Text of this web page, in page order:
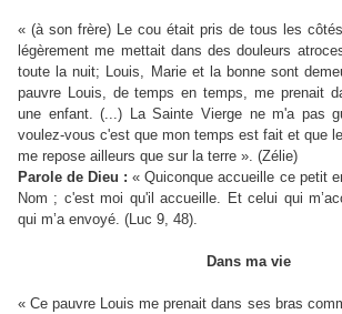
« (à son frère) Le cou était pris de tous les
légèrement me mettait dans des douleurs
toute la nuit; Louis, Marie et la bonne sont
pauvre Louis, de temps en temps, me prenait
une enfant. (...) La Sainte Vierge ne m'a pas
voulez-vous c'est que mon temps est fait et que
me repose ailleurs que sur la terre ». (Zélie)
Parole de Dieu : « Quiconque accueille ce petit
Nom ; c'est moi qu'il accueille. Et celui qui
qui m’a envoyé. (Luc 9, 48).
Dans ma vie
« Ce pauvre Louis me prenait dans ses bras